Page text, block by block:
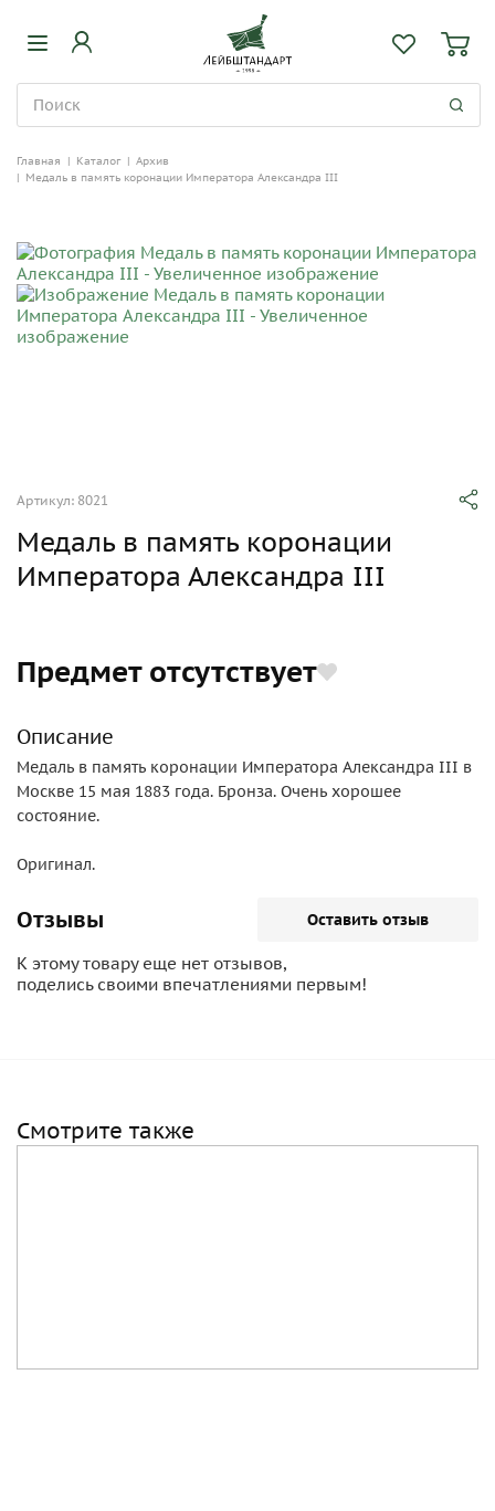
Главная | Каталог | Архив
| Медаль в память коронации Императора Александра III
Артикул: 8021
Медаль в память коронации
Императора Александра III
Предмет отсутствует
Описание
Медаль в память коронации Императора Александра III в
Москве 15 мая 1883 года. Бронза. Очень хорошее
состояние.
Оригинал.
Отзывы Оставить отзыв
К этому товару еще нет отзывов,
поделись своими впечатлениями первым!
Смотрите также